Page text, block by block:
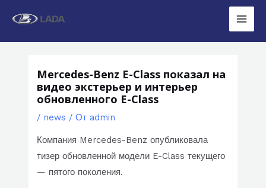
Main
Mercedes-Benz E-Class показал на
видео экстерьер и интерьер
обновленного E-Class
/ news / От admin
Компания Mercedes-Benz опубликовала
тизер обновленной модели E-Class текущего
— пятого поколения.